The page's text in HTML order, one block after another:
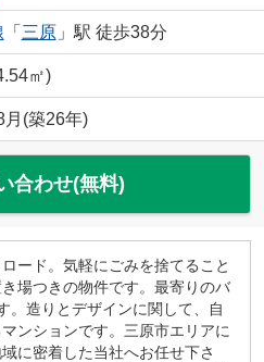
「 三原」駅 徒歩38分
㎡)
月(築26年)
合わせ(無料)
ード。気軽にごみを捨てること
場つきの物件です。最寄りのバ
。造りとデザインに関して、自
ンションです。三原市エリアに
に密着した当社へお任せ下さ